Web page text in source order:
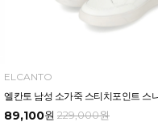
ELCANTO
89,100원 229,000원